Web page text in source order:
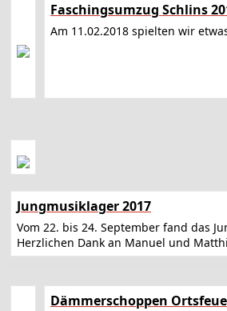
Faschingsumzug Schlins
Am 11.02.2018 spielten wir
Jungmusiklager 2017
Vom 22. bis 24. September fand das
Herzlichen Dank an Manuel und
Dämmerschoppen